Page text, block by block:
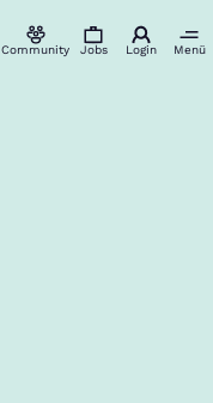
Community Jobs Login Menü